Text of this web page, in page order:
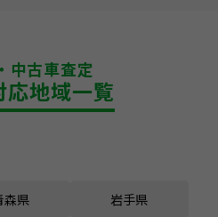
中古車査定
応地域一覧
森県 岩手県